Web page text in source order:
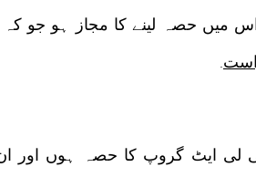
ہو اور وہ قانونی طور پر اس میں حصہ لینے کا مجاز
.
لی ایٹ گروپ کا حصہ ہوں اور